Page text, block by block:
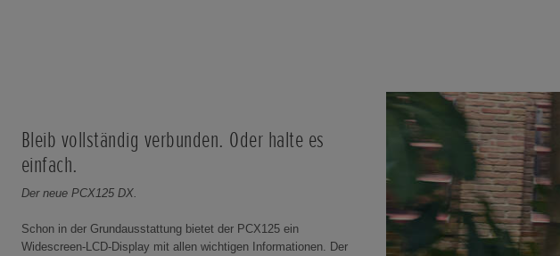
Bleib vollständig verbunden. Oder halte es
einfach.
Der neue PCX125 DX.
Schon in der Grundausstattung bietet der PCX125 ein
Widescreen-LCD-Display mit allen wichtigen Informationen. Der